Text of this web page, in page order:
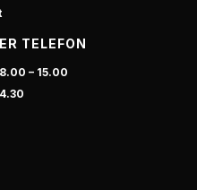
TELEFON
– 15.00